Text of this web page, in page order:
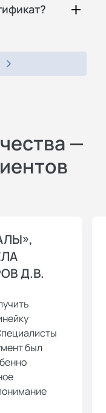
—
Д.В.
был